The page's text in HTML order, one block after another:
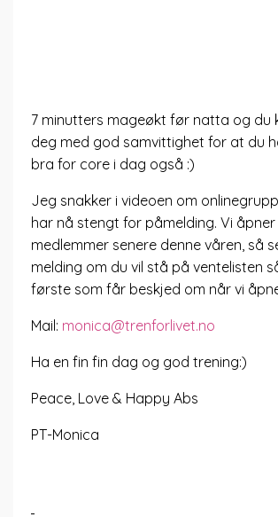
7 minutters mageøkt før natta og du
deg med god samvittighet for at du
bra for core i dag også :)
Jeg snakker i videoen om
har nå stengt for påmelding. Vi
medlemmer senere denne våren, så
melding om du vil stå på ventelisten
første som får beskjed om når vi
Mail: monica@trenforlivet.no
Ha en fin fin dag og god trening:)
Peace, Love & Happy Abs
PT-Monica